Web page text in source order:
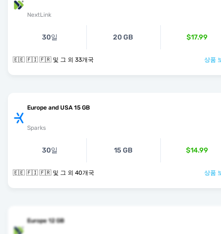
NextLink
30일 20 GB $17.99
🇪🇪 🇫🇮 🇫🇷 및 그 외 33개국 상품
Europe and USA 15 GB
Sparks
30일 15 GB $14.99
🇪🇪 🇫🇮 🇫🇷 및 그 외 40개국 상품
Europe 12 GB